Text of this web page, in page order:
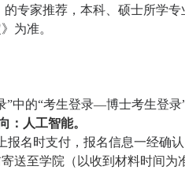
专家推荐，本科、硕士所学专
为准。
”中的“考生登录—博士考生登录
： 人工智能。
报名时支付，报名信息一经确
送至学院（以收到材料时间为